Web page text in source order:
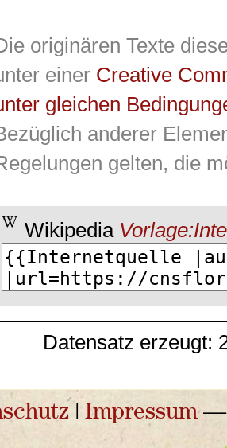
originären Texte
einer Creative
gleichen
anderer
gelten, die
Wikipedia
Datensatz erzeugt:
Impressum—